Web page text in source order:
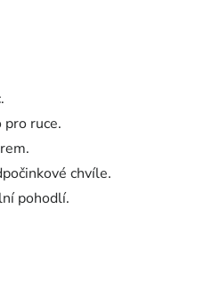
ruce.
chvíle.
pohodlí.